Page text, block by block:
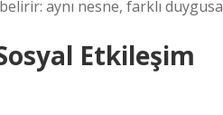
aynı nesne, farklı
Etkileşim